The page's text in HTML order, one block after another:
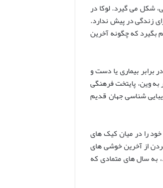
شکل می گیرد. لوکا در
زندگی در پیش ندارد.
بگیرد که چگونه آخرین
برابر بیماری یا دست و
به وین، پایتخت فرهنگی
شناسی جهان قدیم
را در میان کیک های
از آخرین خوشی های
به سال های متمادی که